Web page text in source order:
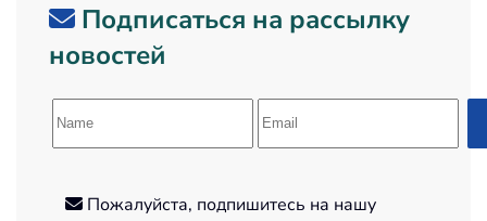
Подписаться на рассылку
новостей
Пожалуйста, подпишитесь на нашу